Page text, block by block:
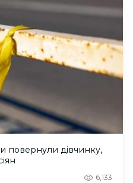
повернули дівчинку,
6,133